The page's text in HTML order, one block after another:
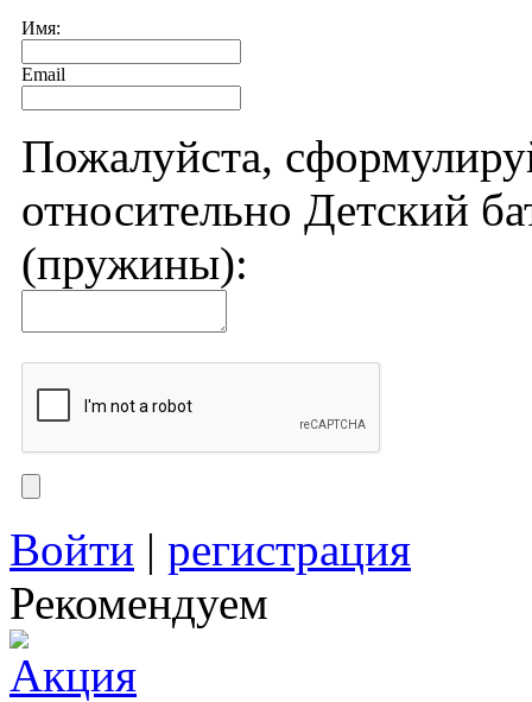
Имя:
Email
Пожалуйста,
относительно Детский
(пружины):
Войти | регистрация
Рекомендуем